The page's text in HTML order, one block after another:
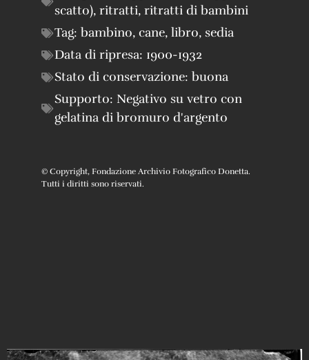
scatto), ritratti, ritratti di bambini
Tag: bambino, cane, libro, sedia
Data di ripresa: 1900-1932
Stato di conservazione: buona
Supporto: Negativo su vetro con
gelatina di bromuro d'argento
© Copyright, Fondazione Archivio Fotografico Donetta.
Tutti i diritti sono riservati.